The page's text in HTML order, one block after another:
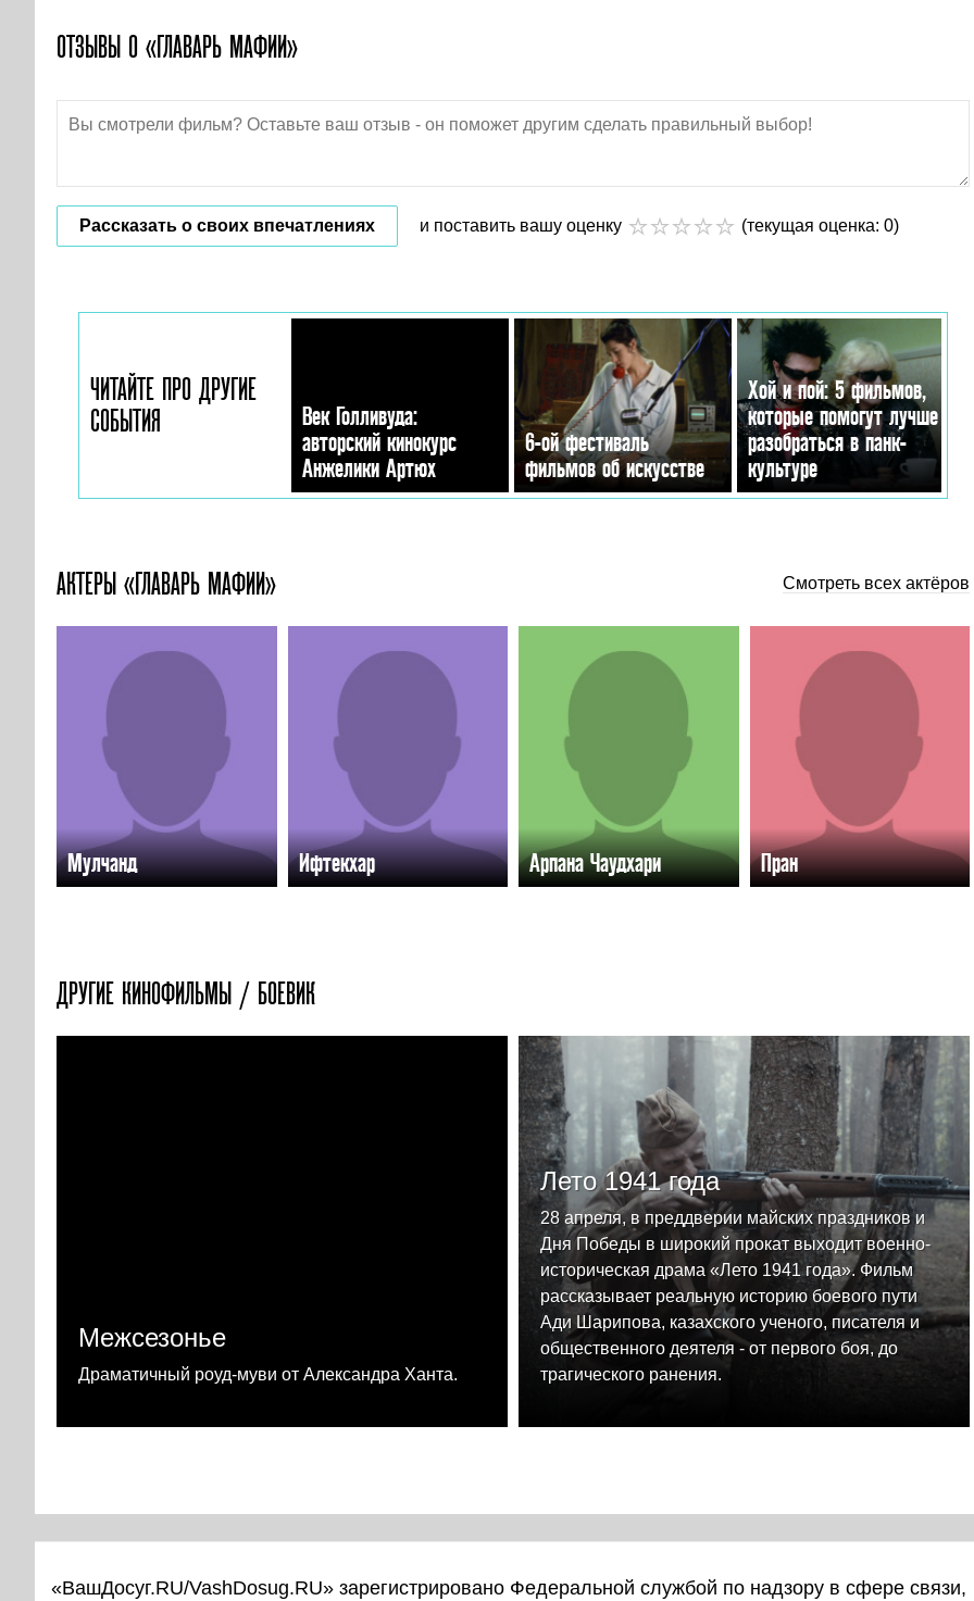
ОТЗЫВЫ О «ГЛАВАРЬ МАФИИ»
Рассказать о своих впечатлениях и поставить вашу оценку (текущая оценка: 0)
ЧИТАЙТЕ ПРО ДРУГИЕ
СОБЫТИЯ
Век Голливуда:
авторский кинокурс
Анжелики Артюх
6-ой фестиваль
фильмов об искусстве
Хой и пой: 5 фильмов,
которые помогут лучше
разобраться в панк-
культуре
АКТЕРЫ «ГЛАВАРЬ МАФИИ» Смотреть всех актёров
Мулчанд Ифтекхар Арпана Чаудхари Пран
ДРУГИЕ КИНОФИЛЬМЫ / БОЕВИК
Межсезонье
Драматичный роуд-муви от Александра Ханта.
Лето 1941 года
28 апреля, в преддверии майских праздников и
Дня Победы в широкий прокат выходит военно-
историческая драма «Лето 1941 года». Фильм
рассказывает реальную историю боевого пути
Ади Шарипова, казахского ученого, писателя и
общественного деятеля - от первого боя, до
трагического ранения.
«ВашДосуг.RU/VashDosug.RU» зарегистрировано Федеральной службой по надзору в сфере связи,